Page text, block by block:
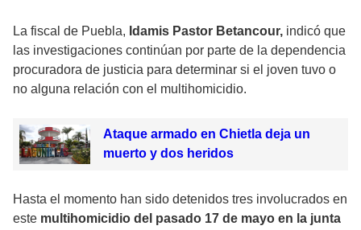
La fiscal de Puebla, Idamis Pastor Betancour, indicó que
las investigaciones continúan por parte de la dependencia
procuradora de justicia para determinar si el joven tuvo o
no alguna relación con el multihomicidio.
Ataque armado en Chietla deja un
muerto y dos heridos
Hasta el momento han sido detenidos tres involucrados en
este multihomicidio del pasado 17 de mayo en la junta